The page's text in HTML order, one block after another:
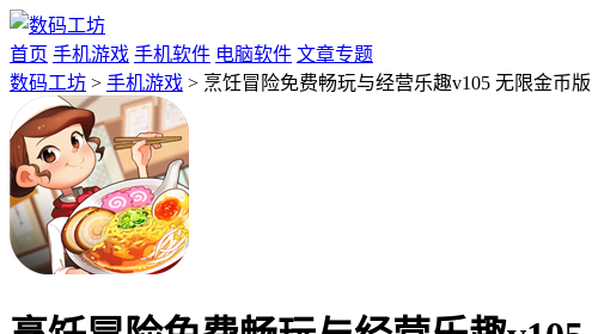
首页 手机游戏 手机软件 电脑软件 文章专题
数码工坊 > 手机游戏 > 烹饪冒险免费畅玩与经营乐趣v105 无限金币版